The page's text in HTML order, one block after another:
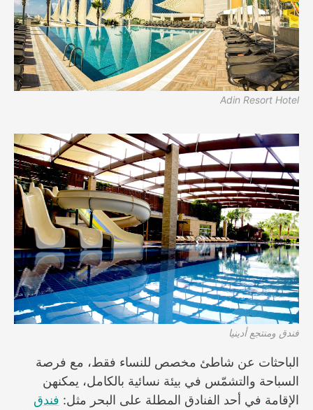
Adin Resort Hotel
فندق ومنتجع أدينيا
الباحثات عن شاطئ مخصص للنساء فقط، مع فرصة
السباحة والتشمّس في بيئة نسائية بالكامل، يمكنهن
الإقامة في أحد الفنادق المطلة على البحر مثل: فندق